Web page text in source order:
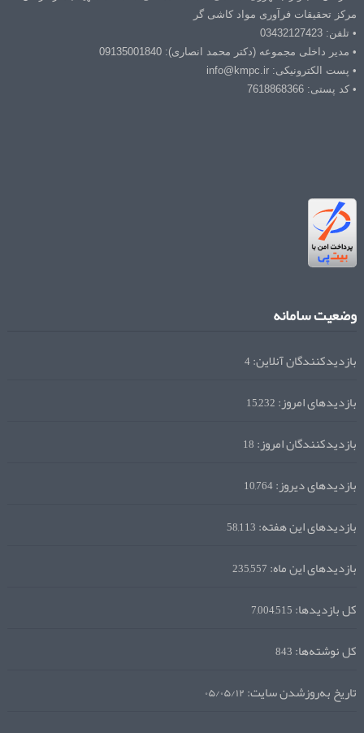
مرکز تحقیقات فرآوری مواد کاشی گر
• تلفن: 03432127423
• مدیر داخلی مجموعه (دکتر محمد انصاری): 09135001840
• پست الکترونیکی: info@kmpc.ir
• کد پستی: 7618868366
وضعیت سامانه
بازدیدکنندگان آنلاین:4
بازدیدهای امروز:15,232
بازدیدکنندگان امروز:18
بازدیدهای دیروز:10,764
بازدیدهای این هفته:58,113
بازدیدهای این ماه:235,557
کل بازدیدها:7,004,515
کل نوشته‌ها:843
تاریخ به‌روزشدن سایت:۰۵/۰۵/۱۲